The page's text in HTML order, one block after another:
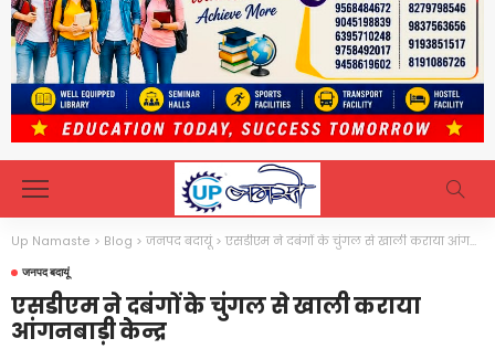
Up Namaste > Blog > जनपद बदायूं> एसडीएम ने दबंगों के चुंगल से खाली कराया आंगनबाड़ी केेन्द्र
जनपद बदायूं
एसडीएम ने दबंगों के चुंगल से खाली कराया
आंगनबाड़ी केेन्द्र